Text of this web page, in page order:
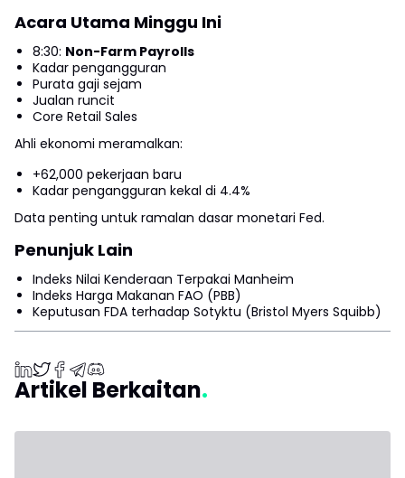
Acara Utama Minggu Ini
8:30: Non-Farm Payrolls
Kadar pengangguran
Purata gaji sejam
Jualan runcit
Core Retail Sales
Ahli ekonomi meramalkan:
+62,000 pekerjaan baru
Kadar pengangguran kekal di 4.4%
Data penting untuk ramalan dasar monetari Fed.
Penunjuk Lain
Indeks Nilai Kenderaan Terpakai Manheim
Indeks Harga Makanan FAO (PBB)
Keputusan FDA terhadap Sotyktu (Bristol Myers Squibb)
Artikel Berkaitan